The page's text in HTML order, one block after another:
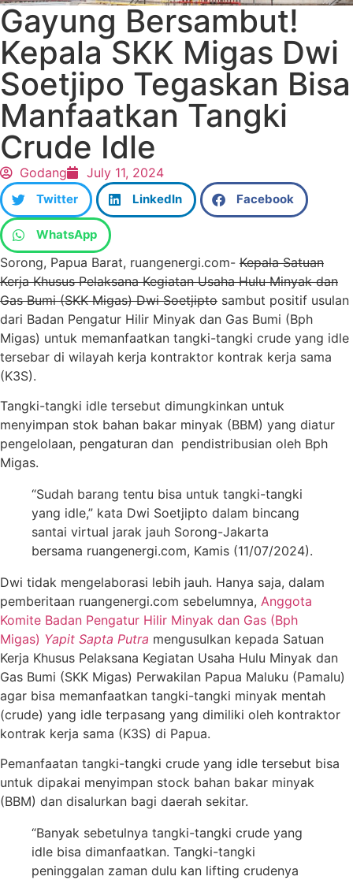
Gayung Bersambut!
Kepala SKK Migas Dwi
Soetjipo Tegaskan Bisa
Manfaatkan Tangki
Crude Idle
Godang July 11, 2024
Twitter LinkedIn Facebook
WhatsApp
Sorong, Papua Barat, ruangenergi.com- Kepala Satuan
Kerja Khusus Pelaksana Kegiatan Usaha Hulu Minyak dan
Gas Bumi (SKK Migas) Dwi Soetjipto sambut positif usulan
dari Badan Pengatur Hilir Minyak dan Gas Bumi (Bph
Migas) untuk memanfaatkan tangki-tangki crude yang idle
tersebar di wilayah kerja kontraktor kontrak kerja sama
(K3S).
Tangki-tangki idle tersebut dimungkinkan untuk
menyimpan stok bahan bakar minyak (BBM) yang diatur
pengelolaan, pengaturan dan pendistribusian oleh Bph
Migas.
“Sudah barang tentu bisa untuk tangki-tangki
yang idle,” kata Dwi Soetjipto dalam bincang
santai virtual jarak jauh Sorong-Jakarta
bersama ruangenergi.com, Kamis (11/07/2024).
Dwi tidak mengelaborasi lebih jauh. Hanya saja, dalam
pemberitaan ruangenergi.com sebelumnya, Anggota
Komite Badan Pengatur Hilir Minyak dan Gas (Bph
Migas) Yapit Sapta Putra mengusulkan kepada Satuan
Kerja Khusus Pelaksana Kegiatan Usaha Hulu Minyak dan
Gas Bumi (SKK Migas) Perwakilan Papua Maluku (Pamalu)
agar bisa memanfaatkan tangki-tangki minyak mentah
(crude) yang idle terpasang yang dimiliki oleh kontraktor
kontrak kerja sama (K3S) di Papua.
Pemanfaatan tangki-tangki crude yang idle tersebut bisa
untuk dipakai menyimpan stock bahan bakar minyak
(BBM) dan disalurkan bagi daerah sekitar.
“Banyak sebetulnya tangki-tangki crude yang
idle bisa dimanfaatkan. Tangki-tangki
peninggalan zaman dulu kan lifting crudenya